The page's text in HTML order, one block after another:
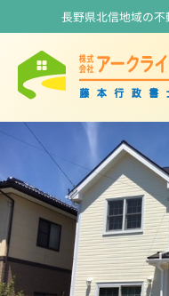
長野県北信地域の